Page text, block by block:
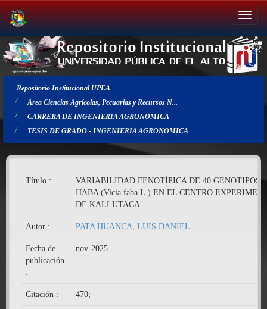
Salir
de
la
navegación
Repositorio Institucional UPEA
Área Ciencias Agrícolas, Pecuarias y Recursos N...
CARRERA DE INGENIERIA AGRONOMICA
TESIS DE GRADO - INGENIERIA AGRONOMICA
Título :
VARIABILIDAD FENOTÍPICA DE 40 GENOTIPOS
HABA (Vicia faba L.) EN EL CENTRO
DE KALLUTACA
Autor : PATA HUANCA, LUIS DANIEL
Fecha de
publicación
:
nov-2025
Citación : 470;